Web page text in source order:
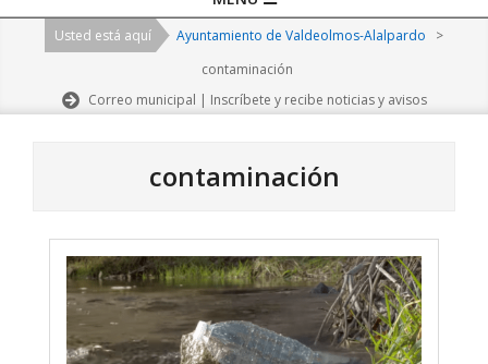
Navigation
Usted está aquí Ayuntamiento de Valdeolmos-Alalpardo
>
contaminación
Correo municipal | Inscríbete y recibe noticias y avisos
contaminación